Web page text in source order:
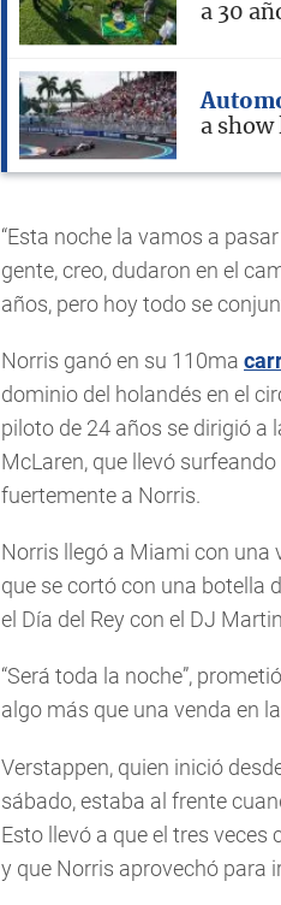
a 30
a show
“Esta noche la vamos a
gente, creo, dudaron en el
años, pero hoy todo se
Norris ganó en su 110ma
dominio del holandés en el
piloto de 24 años se dirigió a
McLaren, que llevó
fuertemente a Norris.
Norris llegó a Miami con una
que se cortó con una botella
el Día del Rey con el DJ
“Será toda la noche”,
algo más que una venda en la
Verstappen, quien inició
sábado, estaba al frente
Esto llevó a que el tres
y que Norris aprovechó para